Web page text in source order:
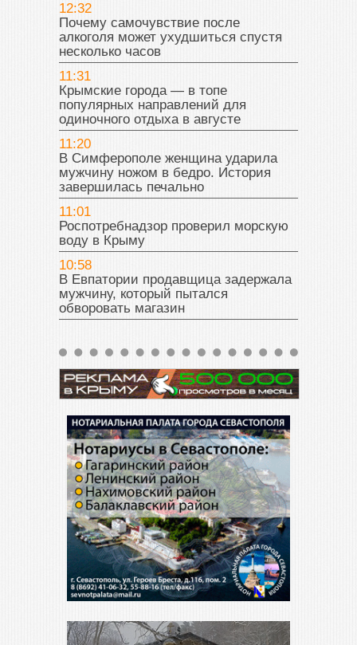
12:32
Почему самочувствие после
алкоголя может ухудшиться спустя
несколько часов
11:31
Крымские города — в топе
популярных направлений для
одиночного отдыха в августе
11:20
В Симферополе женщина ударила
мужчину ножом в бедро. История
завершилась печально
11:01
Роспотребнадзор проверил морскую
воду в Крыму
10:58
В Евпатории продавщица задержала
мужчину, который пытался
обворовать магазин